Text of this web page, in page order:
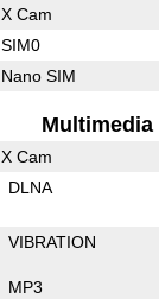
X Cam
SIM0
Nano SIM
Multimedia
X Cam
DLNA
VIBRATION
MP3